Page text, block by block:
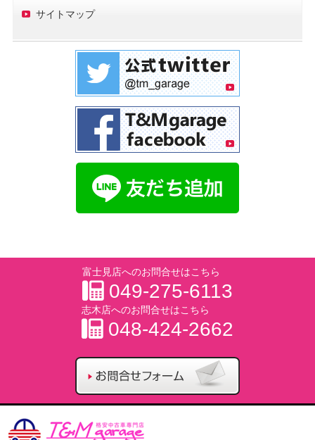
サイトマップ
富士見店へのお問合せはこちら
049-275-6113
志木店へのお問合せはこちら
048-424-2662